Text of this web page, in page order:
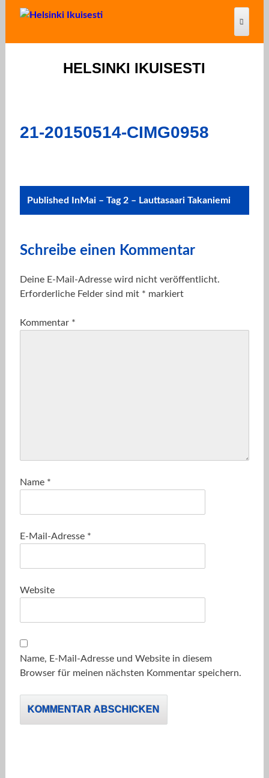
HELSINKI IKUISESTI
21-20150514-CIMG0958
Post
navigation
Published InMai – Tag 2 – Lauttasaari Takaniemi
Schreibe einen Kommentar
Deine E-Mail-Adresse wird nicht veröffentlicht.
Erforderliche Felder sind mit * markiert
Kommentar *
Name *
E-Mail-Adresse *
Website
Name, E-Mail-Adresse und Website in diesem
Browser für meinen nächsten Kommentar speichern.